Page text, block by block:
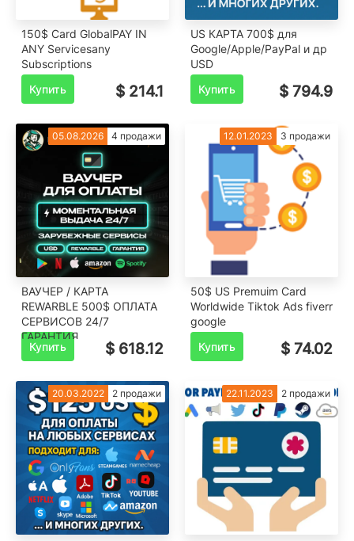
150$ Card GlobalPAY IN
ANY Servicesany
Subscriptions
Купить
$ 214.1
US КАРТА 700$ для
Google/Apple/PayPal и др
USD
Купить
$ 794.9
05.08.2026 4 продажи
ВАУЧЕР / КАРТА
REWARBLE 500$ ОПЛАТА
СЕРВИСОВ 24/7
ГАРАНТИЯ
Купить $ 618.12
12.01.2023 3 продажи
50$ US Premuim Card
Worldwide Tiktok Ads fiverr
google
Купить
$ 74.02
20.03.2022 2 продажи 22.11.2023 2 продажи